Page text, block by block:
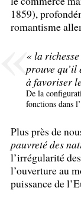
1859),
romantisme
« la
prouve qu’il
à favoriser
De la
fonctions dans
Plus près de
pauvreté des
l’irrégularité
l’ouverture au
puissance de